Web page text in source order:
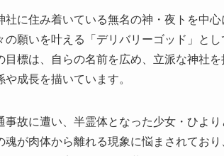
社に住み着いている無名の神・夜トを中
の願いを叶える「デリバリーゴッド」と
目標は、自らの名前を広め、立派な神社
成長を描いています。
事故に遭い、半霊体となった少女・ひよ
魂が肉体から離れる現象に悩まされてお